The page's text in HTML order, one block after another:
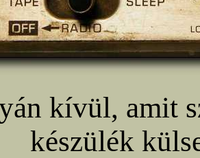
kívül, amit
készülék